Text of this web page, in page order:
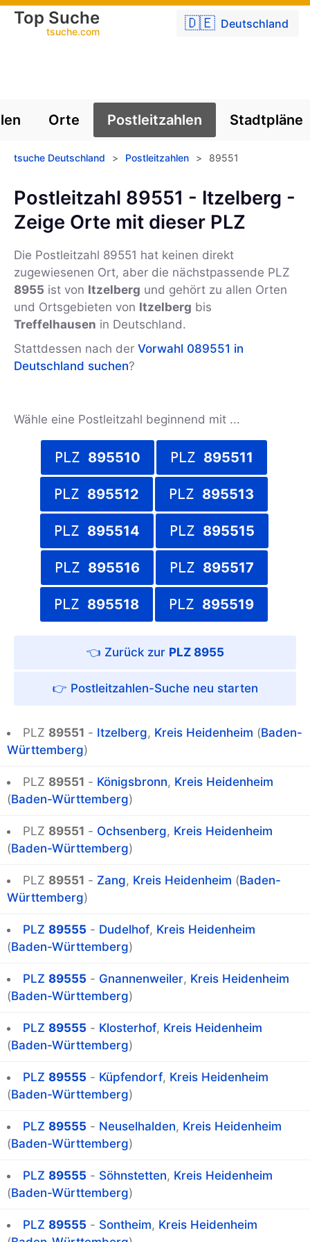
🇩🇪 Deutschland
Top Suche
tsuche.com
Orte Postleitzahlen Stadtpläne
tsuche Deutschland > Postleitzahlen > 89551
Postleitzahl 89551 - Itzelberg -
Zeige Orte mit dieser PLZ
Die Postleitzahl 89551 hat keinen direkt
zugewiesenen Ort, aber die nächstpassende PLZ
8955 ist von Itzelberg und gehört zu allen Orten
und Ortsgebieten von Itzelberg bis
Treffelhausen in Deutschland.
Stattdessen nach der Vorwahl 089551 in
Deutschland suchen?
Wähle eine Postleitzahl beginnend mit ...
PLZ 895510 PLZ 895511
PLZ 895512 PLZ 895513
PLZ 895514 PLZ 895515
PLZ 895516 PLZ 895517
PLZ 895518 PLZ 895519
PLZ 8955
Postleitzahlen-Suche
PLZ 89551 - Itzelberg, Kreis Heidenheim (Baden-
Württemberg)
PLZ 89551 - Königsbronn, Kreis Heidenheim
(Baden-Württemberg)
PLZ 89551 - Ochsenberg, Kreis Heidenheim
(Baden-Württemberg)
PLZ 89551 - Zang, Kreis Heidenheim (Baden-
Württemberg)
PLZ 89555 - Dudelhof, Kreis Heidenheim
(Baden-Württemberg)
PLZ 89555 - Gnannenweiler, Kreis Heidenheim
(Baden-Württemberg)
PLZ 89555 - Klosterhof, Kreis Heidenheim
(Baden-Württemberg)
PLZ 89555 - Küpfendorf, Kreis Heidenheim
(Baden-Württemberg)
PLZ 89555 - Neuselhalden, Kreis Heidenheim
(Baden-Württemberg)
PLZ 89555 - Söhnstetten, Kreis Heidenheim
(Baden-Württemberg)
PLZ 89555 - Sontheim, Kreis Heidenheim